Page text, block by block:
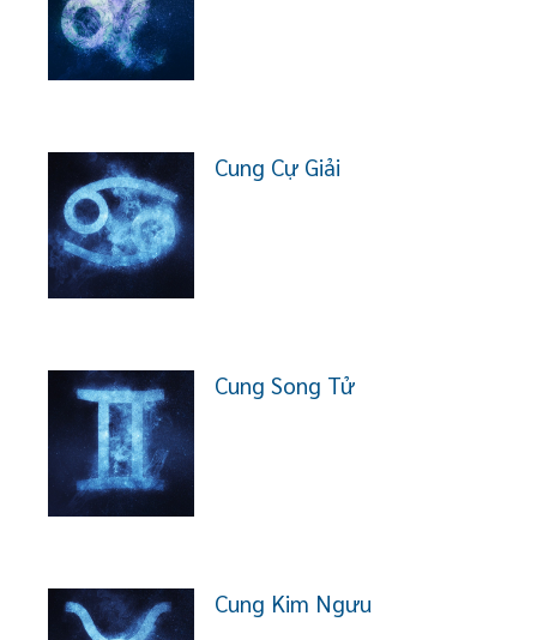
Cung Cự Giải
Cung Song Tử
Cung Kim Ngưu